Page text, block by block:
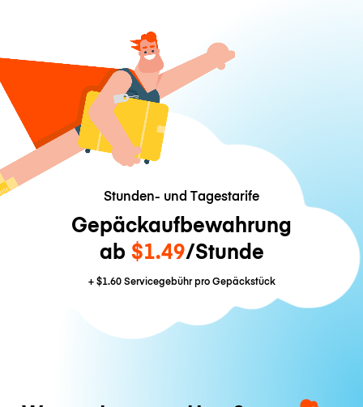
Stunden- und Tagestarife
Gepäckaufbewahrung
ab $1.49/Stunde
+$1.60Servicegebühr pro Gepäckstück